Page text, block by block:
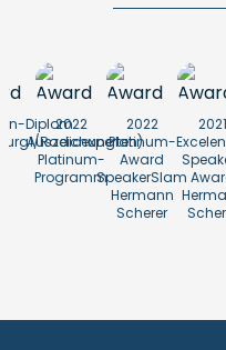
Diplom
Radioexperten)
2022
Auszeichung
Platinum-
Programm
2022
Platinum-
Award
SpeakerSlam
Hermann
Scherer
2021